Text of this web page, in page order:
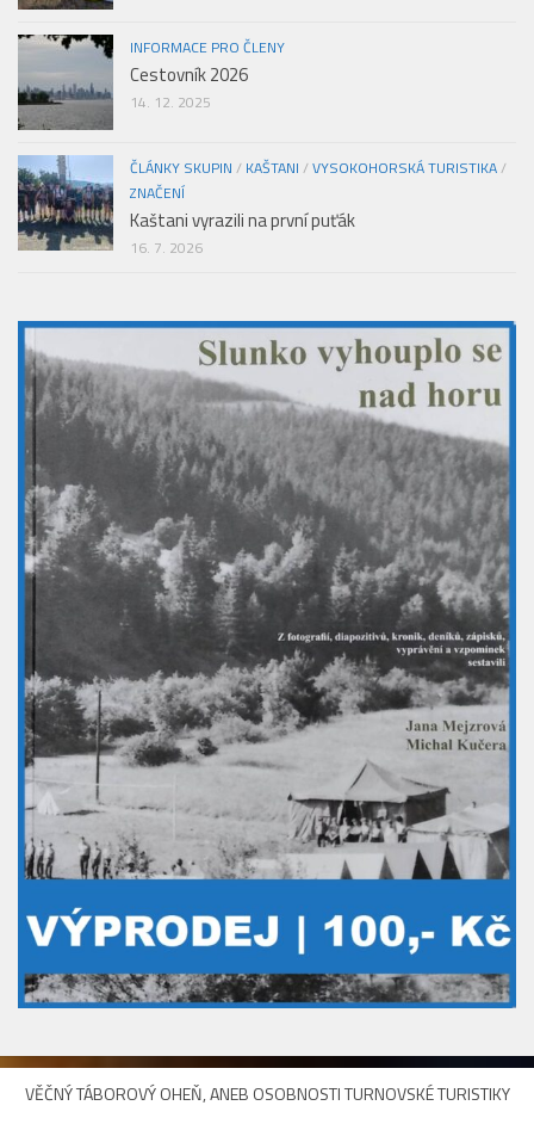
INFORMACE PRO ČLENY
Cestovník 2026
14. 12. 2025
ČLÁNKY SKUPIN / KAŠTANI /VYSOKOHORSKÁ TURISTIKA/
ZNAČENÍ
Kaštani vyrazili na první puťák
16. 7. 2026
VĚČNÝ TÁBOROVÝ OHEŇ, ANEB OSOBNOSTI TURNOVSKÉ TURISTIKY